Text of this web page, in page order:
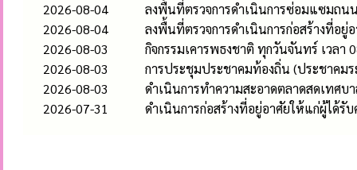
2026-08-04
ลงพื้นที่ตรวจการดำเนินการซ่อมแซมถน
2026-08-04
ลงพื้นที่ตรวจการดำเนินการก่อสร้างที่อ
2026-08-03
กิจกรรมเคารพธงชาติ ทุกวันจันทร์ เวลา
2026-08-03
การประชุมประชาคมท้องถิ่น (ประชาคม
2026-08-03
ดำเนินการทำความสะอาดตลาดสดเทศ
2026-07-31
ดำเนินการก่อสร้างที่อยู่อาศัยให้แก่ผู้ได้